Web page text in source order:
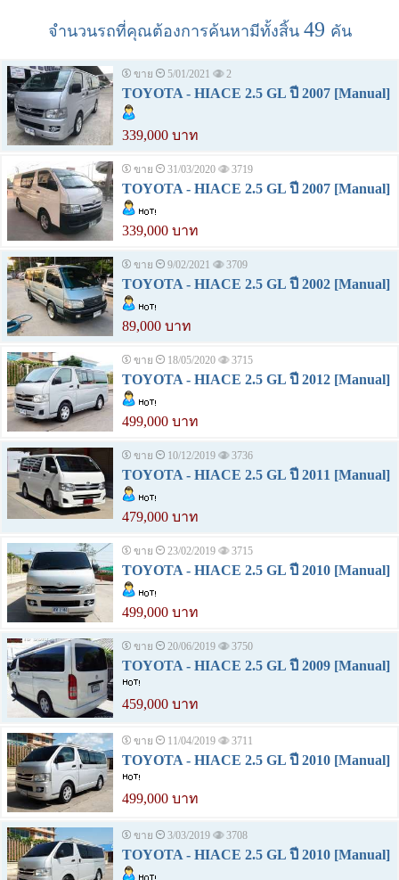
จำนวนรถที่คุณต้องการค้นหามีทั้งสิ้น 49 คัน
ขาย 5/01/2021 2
TOYOTA - HIACE 2.5 GL ปี 2007 [Manual]
339,000 บาท
ขาย 31/03/2020 3719
TOYOTA - HIACE 2.5 GL ปี 2007 [Manual]
339,000 บาท
ขาย 9/02/2021 3709
TOYOTA - HIACE 2.5 GL ปี 2002 [Manual]
89,000 บาท
ขาย 18/05/2020 3715
TOYOTA - HIACE 2.5 GL ปี 2012 [Manual]
499,000 บาท
ขาย 10/12/2019 3736
TOYOTA - HIACE 2.5 GL ปี 2011 [Manual]
479,000 บาท
ขาย 23/02/2019 3715
TOYOTA - HIACE 2.5 GL ปี 2010 [Manual]
499,000 บาท
ขาย 20/06/2019 3750
TOYOTA - HIACE 2.5 GL ปี 2009 [Manual]
459,000 บาท
ขาย 11/04/2019 3711
TOYOTA - HIACE 2.5 GL ปี 2010 [Manual]
499,000 บาท
ขาย 3/03/2019 3708
TOYOTA - HIACE 2.5 GL ปี 2010 [Manual]